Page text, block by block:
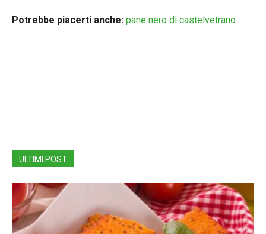
Potrebbe piacerti anche: pane nero di castelvetrano
ULTIMI POST